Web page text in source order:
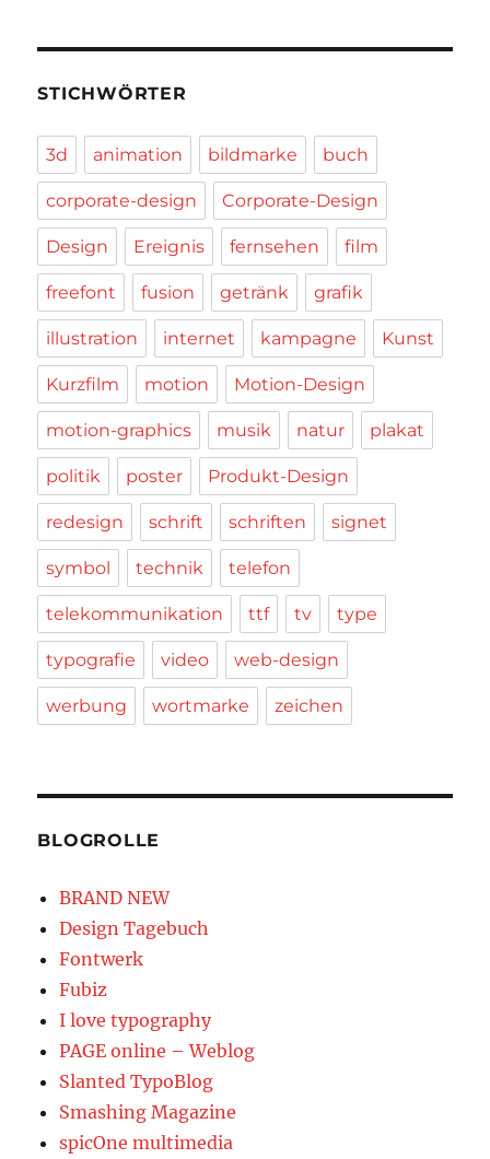
STICHWÖRTER
3d animation bildmarke buch
corporate-design Corporate-Design
Design Ereignis fernsehen film
freefont fusion getränk grafik
illustration internet kampagne Kunst
Kurzfilm motion Motion-Design
motion-graphics musik natur plakat
politik poster Produkt-Design
redesign schrift schriften signet
symbol technik telefon
telekommunikation ttf tv type
typografie video web-design
werbung wortmarke zeichen
BLOGROLLE
BRAND NEW
Design Tagebuch
Fontwerk
Fubiz
I love typography
PAGE online – Weblog
Slanted TypoBlog
Smashing Magazine
spicOne multimedia